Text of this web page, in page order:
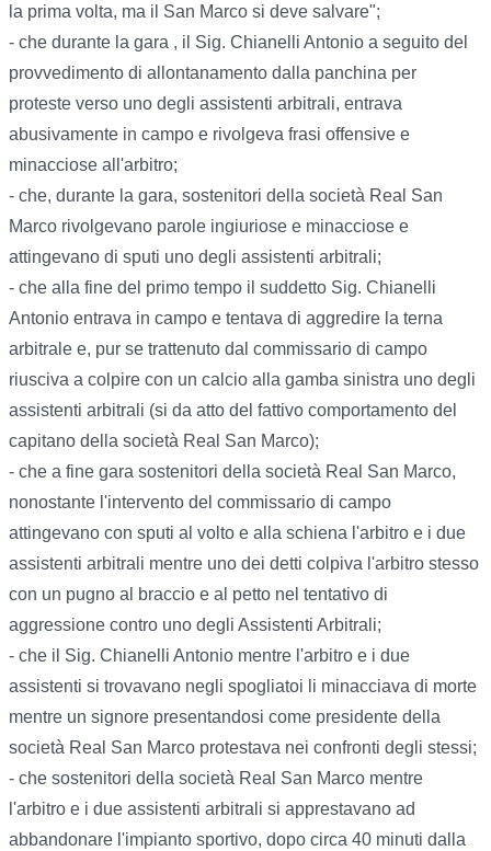
la prima volta, ma il San Marco si deve salvare";
- che durante la gara , il Sig. Chianelli Antonio a seguito del
provvedimento di allontanamento dalla panchina per
proteste verso uno degli assistenti arbitrali, entrava
abusivamente in campo e rivolgeva frasi offensive e
minacciose all'arbitro;
- che, durante la gara, sostenitori della società Real San
Marco rivolgevano parole ingiuriose e minacciose e
attingevano di sputi uno degli assistenti arbitrali;
- che alla fine del primo tempo il suddetto Sig. Chianelli
Antonio entrava in campo e tentava di aggredire la terna
arbitrale e, pur se trattenuto dal commissario di campo
riusciva a colpire con un calcio alla gamba sinistra uno degli
assistenti arbitrali (si da atto del fattivo comportamento del
capitano della società Real San Marco);
- che a fine gara sostenitori della società Real San Marco,
nonostante l'intervento del commissario di campo
attingevano con sputi al volto e alla schiena l'arbitro e i due
assistenti arbitrali mentre uno dei detti colpiva l'arbitro stesso
con un pugno al braccio e al petto nel tentativo di
aggressione contro uno degli Assistenti Arbitrali;
- che il Sig. Chianelli Antonio mentre l'arbitro e i due
assistenti si trovavano negli spogliatoi li minacciava di morte
mentre un signore presentandosi come presidente della
società Real San Marco protestava nei confronti degli stessi;
- che sostenitori della società Real San Marco mentre
l'arbitro e i due assistenti arbitrali si apprestavano ad
abbandonare l'impianto sportivo, dopo circa 40 minuti dalla